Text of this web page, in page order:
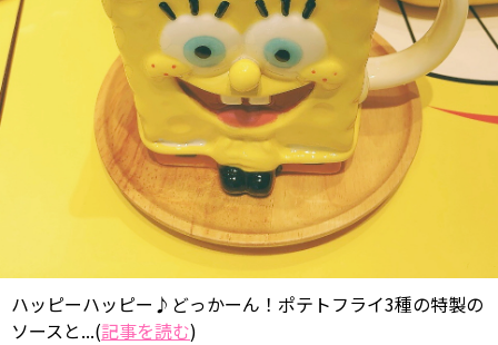
ハッピーハッピー♪どっかーん！ポテトフライ3種の特製の
ソースと...(記事を読む)